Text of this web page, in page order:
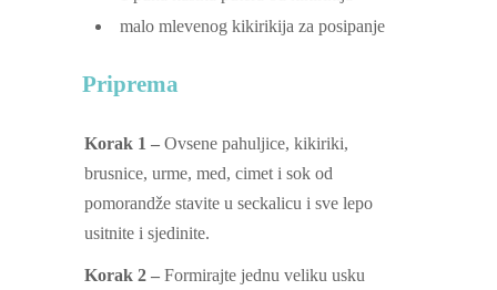
malo mlevenog kikirikija za posipanje
Priprema
Korak 1 – Ovsene pahuljice, kikiriki,
brusnice, urme, med, cimet i sok od
pomorandže stavite u seckalicu i sve lepo
usitnite i sjedinite.
Korak 2 – Formirajte jednu veliku usku